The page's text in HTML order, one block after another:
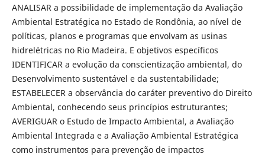
ANALISAR a possibilidade de implementação da Avaliação
Ambiental Estratégica no Estado de Rondônia, ao nível de
políticas, planos e programas que envolvam as usinas
hidrelétricas no Rio Madeira. E objetivos específicos
IDENTIFICAR a evolução da conscientização ambiental, do
Desenvolvimento sustentável e da sustentabilidade;
ESTABELECER a obser­vância do caráter preventivo do Direito
Ambiental, conhecendo seus princí­pios estruturantes;
AVERIGUAR o Estudo de Impacto Ambiental, a Avaliação
Ambiental Integrada e a Avaliação Ambiental Estratégica
como instrumentos para prevenção de impactos